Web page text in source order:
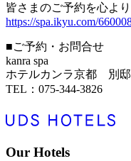
皆さまのご予約を心よ
https://spa.ikyu.com/
■ご予約・お問合せ
kanra spa
ホテルカンラ京都 別
TEL：075-344-3826
Our Hotels